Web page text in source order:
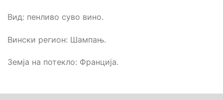
Вид: пенливо суво вино.
Вински регион: Шампањ.
Земја на потекло: Франција.